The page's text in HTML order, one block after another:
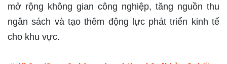
mở rộng không gian công nghiệp, tăng nguồn thu
ngân sách và tạo thêm động lực phát triển kinh tế
cho khu vực.